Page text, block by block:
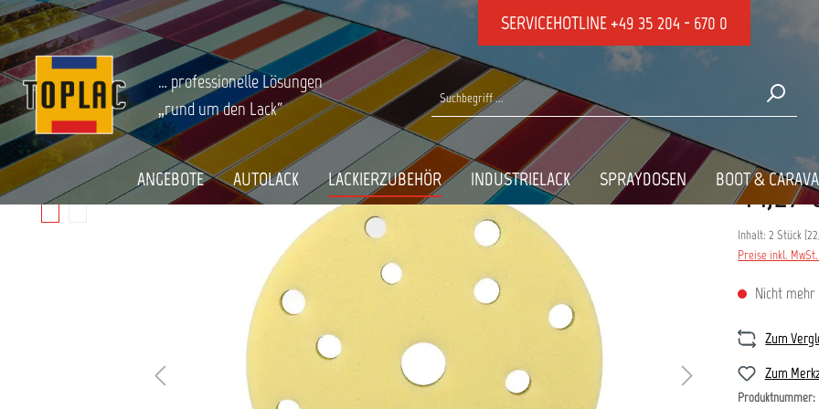
Zur Hauptnavigation springen SERVICEHOTLINE+49 35 204 - 670 0
… professionelle Lösungen
„rund um den Lack“
ANGEBOTE AUTOLACK LACKIERZUBEHÖR INDUSTRIELACK SPRAYDOSEN BOOT &
Startseite LACKIERZUBEHÖR Schleifen Schleifmittel Zwischenpads
KOVAX ASSILEX SUPER TACK INTERFACE PAD WEICH
Bildergalerie überspringen
44,27
Inhalt:2 Stück (
Preise inkl.
Nicht
Zum
Zum
Produktnummer: